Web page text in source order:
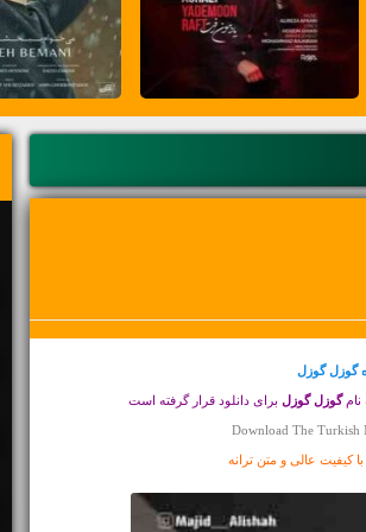
گوزل گوزل
نامگوزل گوزل برای دانلود قرار گرفته است
Download The Turkish
کیفیت عالی و متن ترانه